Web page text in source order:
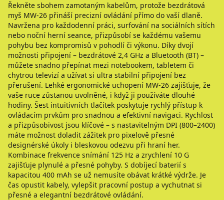
Řekněte sbohem zamotaným kabelům, protože bezdrátová
myš MW-26 přináší precizní ovládání přímo do vaší dlaně.
Navržena pro každodenní práci, surfování na sociálních sítích
nebo noční herní seance, přizpůsobí se každému vašemu
pohybu bez kompromisů v pohodlí či výkonu. Díky dvojí
možnosti připojení – bezdrátové 2,4 GHz a Bluetooth (BT) –
můžete snadno přepínat mezi notebookem, tabletem či
chytrou televizí a užívat si ultra stabilní připojení bez
přerušení. Lehké ergonomické uchopení MW-26 zajišťuje, že
vaše ruce zůstanou uvolněné, i když ji používáte dlouhé
hodiny. Šest intuitivních tlačítek poskytuje rychlý přístup k
ovládacím prvkům pro snadnou a efektivní navigaci. Rychlost
a přizpůsobivost jsou klíčové – s nastavitelným DPI (800–2400)
máte možnost doladit zážitek pro pixelově přesné
designérské úkoly i bleskovou odezvu při hraní her.
Kombinace frekvence snímání 125 Hz a zrychlení 10 G
zajišťuje plynulé a přesné pohyby. S dobíjecí baterií s
kapacitou 400 mAh se už nemusíte obávat krátké výdrže. Je
čas opustit kabely, vylepšit pracovní postup a vychutnat si
přesné a elegantní bezdrátové ovládání.